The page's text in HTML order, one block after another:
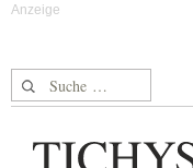
Suche nach: